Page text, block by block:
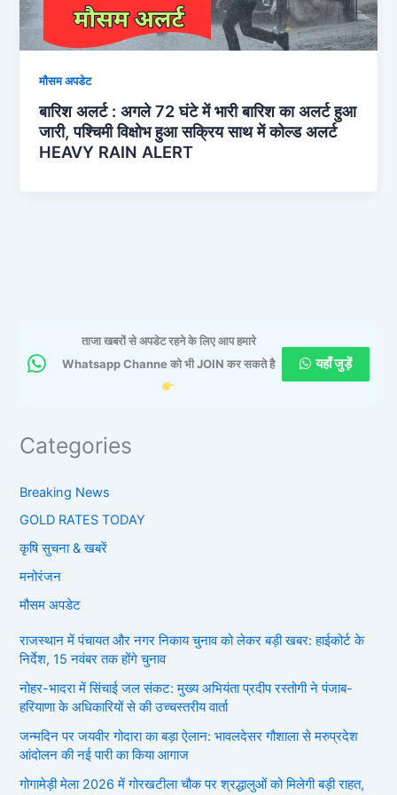
मौसम अपडेट
बारिश अलर्ट : अगले 72 घंटे में भारी बारिश का अलर्ट हुआ
जारी, पश्चिमी विक्षोभ हुआ सक्रिय साथ में कोल्ड अलर्ट
HEAVY RAIN ALERT
ताजा खबरों से अपडेट रहने के लिए आप हमारे
Whatsapp Channe को भी JOIN कर सकते है
यहाँ जुड़ें
Categories
Breaking News
GOLD RATES TODAY
कृषि सुचना & खबरें
मनोरंजन
मौसम अपडेट
राजस्थान में पंचायत और नगर निकाय चुनाव को लेकर बड़ी खबर: हाईकोर्ट के
निर्देश, 15 नवंबर तक होंगे चुनाव
नोहर-भादरा में सिंचाई जल संकट: मुख्य अभियंता प्रदीप रस्तोगी ने पंजाब-
हरियाणा के अधिकारियों से की उच्चस्तरीय वार्ता
जन्मदिन पर जयवीर गोदारा का बड़ा ऐलान: भावलदेसर गौशाला से मरुप्रदेश
आंदोलन की नई पारी का किया आगाज
गोगामेड़ी मेला 2026 में गोरखटीला चौक पर श्रद्धालुओं को मिलेगी बड़ी राहत,